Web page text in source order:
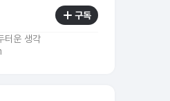
구독
터운 생각